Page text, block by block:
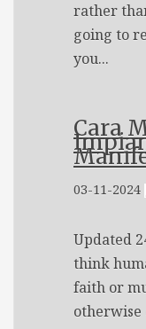
rather
going to
you...
Cara
03-11-2024
Updated
think
faith or
otherwise